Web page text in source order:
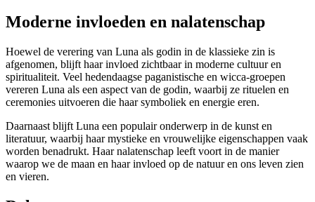
Moderne invloeden en nalatenschap
Hoewel de verering van Luna als godin in de klassieke zin is
afgenomen, blijft haar invloed zichtbaar in moderne cultuur en
spiritualiteit. Veel hedendaagse paganistische en wicca-groepen
vereren Luna als een aspect van de godin, waarbij ze rituelen en
ceremonies uitvoeren die haar symboliek en energie eren.
Daarnaast blijft Luna een populair onderwerp in de kunst en
literatuur, waarbij haar mystieke en vrouwelijke eigenschappen vaak
worden benadrukt. Haar nalatenschap leeft voort in de manier
waarop we de maan en haar invloed op de natuur en ons leven zien
en vieren.